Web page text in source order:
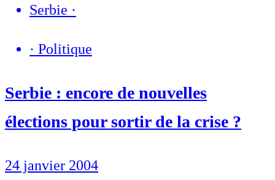
Serbie ·
· Politique
Serbie : encore de nouvelles
élections pour sortir de la crise ?
24 janvier 2004